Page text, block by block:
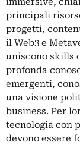
principali
progetti,
il Web3 e
uniscono skills
profonda
emergenti,
una visione
business. Per
tecnologia con
devono essere